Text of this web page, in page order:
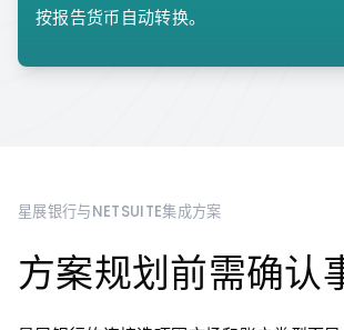
按报告货币自动转换。
星展银行与NETSUITE集成方案
方案规划前需确认